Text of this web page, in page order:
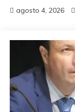
agosto 4, 2026